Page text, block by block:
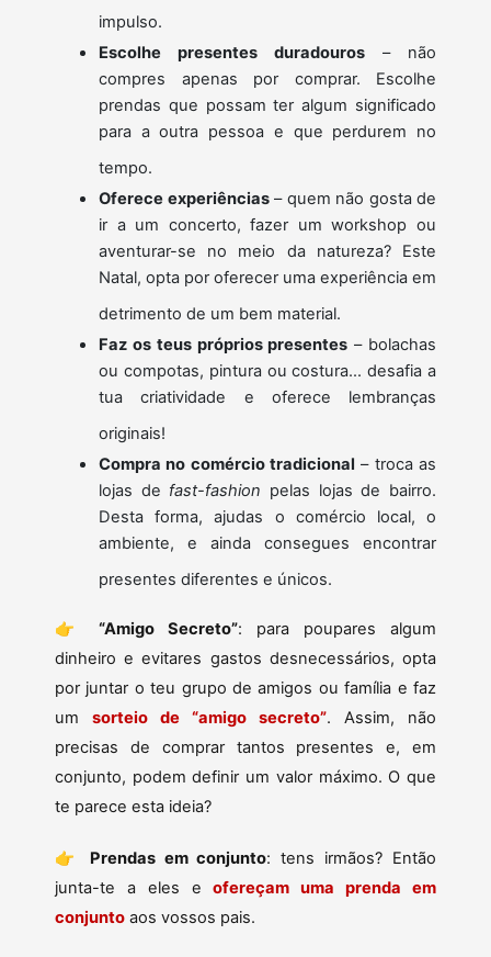
impulso.
Escolhe presentes duradouros – não
compres apenas por comprar. Escolhe
prendas que possam ter algum significado
para a outra pessoa e que perdurem no
tempo.
Oferece experiências– quem não gosta de
ir a um concerto, fazer um workshop ou
aventurar-se no meio da natureza? Este
Natal, opta por oferecer uma experiência em
detrimento de um bem material.
Faz os teus próprios presentes – bolachas
ou compotas, pintura ou costura… desafia a
tua criatividade e oferece lembranças
originais!
Compra no comércio tradicional – troca as
lojas de fast-fashion pelas lojas de bairro.
Desta forma, ajudas o comércio local, o
ambiente, e ainda consegues encontrar
presentes diferentes e únicos.
👉 “Amigo Secreto”: para poupares algum
dinheiro e evitares gastos desnecessários, opta
por juntar o teu grupo de amigos ou família e faz
um sorteio de “amigo secreto”. Assim, não
precisas de comprar tantos presentes e, em
conjunto, podem definir um valor máximo. O que
te parece esta ideia?
👉 Prendas em conjunto: tens irmãos? Então
junta-te a eles eofereçam uma prenda em
conjunto aos vossos pais.